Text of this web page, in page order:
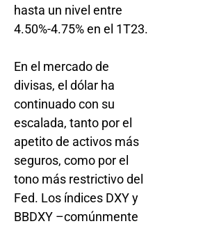
hasta un nivel entre
4.50%-4.75% en el 1T23.
En el mercado de
divisas, el dólar ha
continuado con su
escalada, tanto por el
apetito de activos más
seguros, como por el
tono más restrictivo del
Fed. Los índices DXY y
BBDXY –comúnmente